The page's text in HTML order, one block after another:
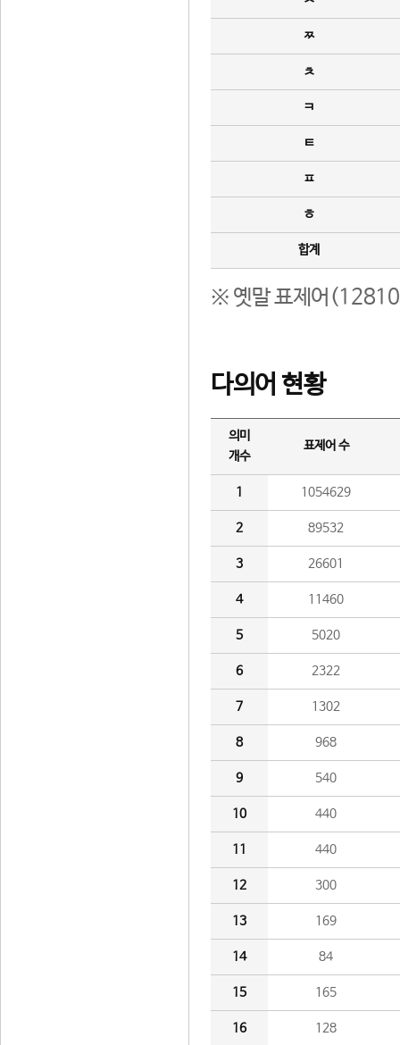
ㅉ
ㅊ
ㅋ
ㅌ
ㅍ
ㅎ
합계
※ 옛말 표제어(12810
다의어 현황
의미
개수
표제어 수
1 1054629
2 89532
3 26601
4 11460
5 5020
6 2322
7 1302
8 968
9 540
10 440
11 440
12 300
13 169
14 84
15 165
16 128